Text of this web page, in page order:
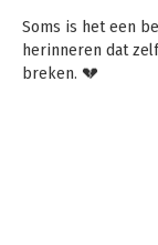
Soms is het een
herinneren dat
breken. 💔